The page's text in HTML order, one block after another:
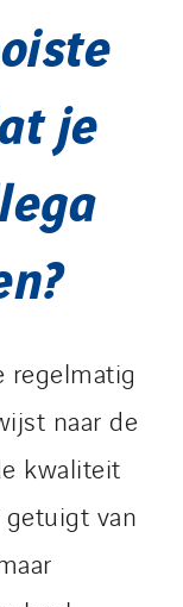
je
regelmatig
naar de
kwaliteit
van